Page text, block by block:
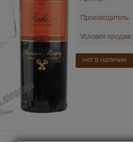
Производитель
Условия продаж:
нет в наличии